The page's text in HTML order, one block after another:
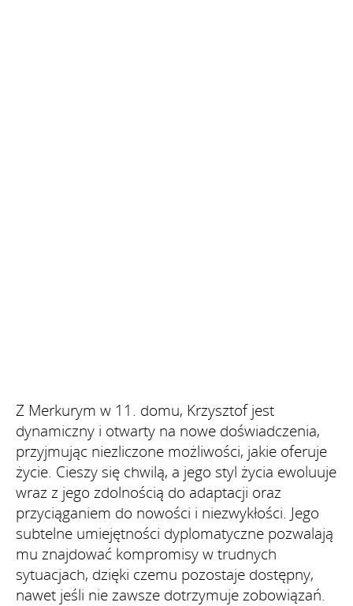
Z Merkurym w 11. domu, Krzysztof jest
dynamiczny i otwarty na nowe doświadczenia,
przyjmując niezliczone możliwości, jakie oferuje
życie. Cieszy się chwilą, a jego styl życia ewoluuje
wraz z jego zdolnością do adaptacji oraz
przyciąganiem do nowości i niezwykłości. Jego
subtelne umiejętności dyplomatyczne pozwalają
mu znajdować kompromisy w trudnych
sytuacjach, dzięki czemu pozostaje dostępny,
nawet jeśli nie zawsze dotrzymuje zobowiązań.